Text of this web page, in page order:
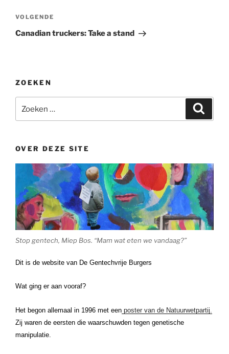
Volgend
bericht
VOLGENDE
Canadian truckers: Take a stand
ZOEKEN
naar:
OVER DEZE SITE
Stop gentech, Miep Bos. “Mam wat eten we vandaag?”
Dit is de website van De Gentechvrije Burgers
Wat ging er aan vooraf?
Het begon allemaal in 1996 met een poster van de Natuurwetpartij.
Zij waren de eersten die waarschuwden tegen genetische
manipulatie.